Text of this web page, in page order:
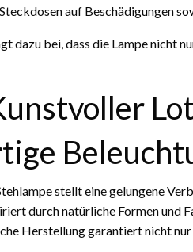
auf Beschädigungen
dazu bei, dass die Lampe nicht
stellt eine gelungene
durch natürliche Formen und
Herstellung garantiert nicht